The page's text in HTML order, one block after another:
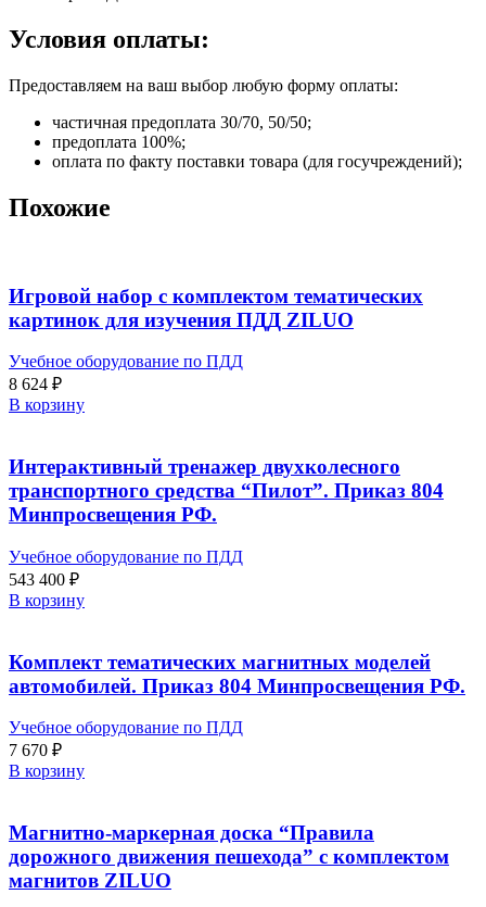
Условия оплаты:
Предоставляем на ваш выбор любую форму оплаты:
частичная предоплата 30/70, 50/50;
предоплата 100%;
оплата по факту поставки товара (для госучреждений);
Похожие
Игровой набор с комплектом тематических
картинок для изучения ПДД ZILUO
Учебное оборудование по ПДД
8 624 ₽
В корзину
Интерактивный тренажер двухколесного
транспортного средства “Пилот”. Приказ 804
Минпросвещения РФ.
Учебное оборудование по ПДД
543 400 ₽
В корзину
Комплект тематических магнитных моделей
автомобилей. Приказ 804 Минпросвещения РФ.
Учебное оборудование по ПДД
7 670 ₽
В корзину
Магнитно-маркерная доска “Правила
дорожного движения пешехода” с комплектом
магнитов ZILUO